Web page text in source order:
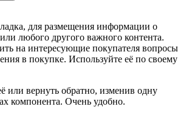
для размещения информации о
любого другого важного контента.
на интересующие покупателя вопросы
в покупке. Используйте её по своему
или вернуть обратно, изменив одну
компонента. Очень удобно.